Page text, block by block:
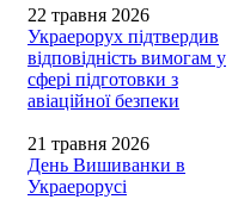
22 травня 2026
Украерорух підтвердив
відповідність вимогам у
сфері підготовки з
авіаційної безпеки
21 травня 2026
День Вишиванки в
Украерорусі